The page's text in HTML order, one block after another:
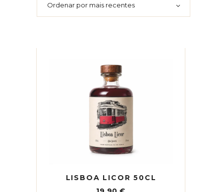
Ordenar por mais recentes
LISBOA LICOR 50CL